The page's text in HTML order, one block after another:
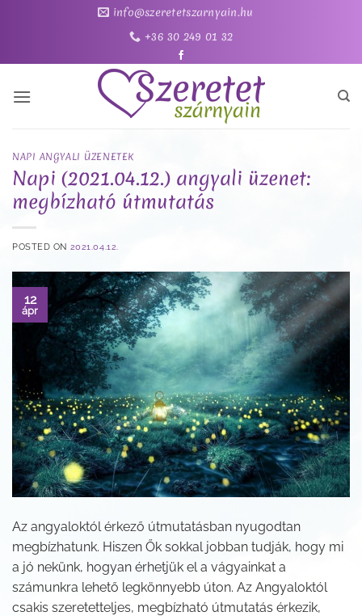
info@szeretetszarnyain.hu
+36 30 249 01 32
NAPI ANGYALI ÜZENETEK
Napi (2021.04.12.) angyali üzenet:
megbízható útmutatás
POSTED ON 2021.04.12.
12
ápr
Az angyaloktól érkező útmutatásban nyugodtan
megbízhatunk. Hiszen Ők sokkal jobban tudják, hogy mi
a jó nekünk, hogyan érhetjük el a vágyainkat a
számunkra lehető legkönnyebb úton. Az Angyaloktól
csakis szeretetteljes, megbízható útmutatás érkezik,